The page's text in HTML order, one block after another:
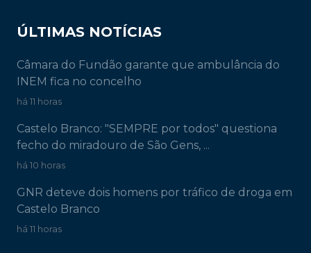
ÚLTIMAS NOTÍCIAS
Câmara do Fundão garante que ambulância do
INEM fica no concelho
há 11 horas
Castelo Branco: "SEMPRE por todos" questiona
fecho do miradouro de São Gens, ...
há 10 horas
GNR deteve dois homens por tráfico de droga em
Castelo Branco
há 11 horas